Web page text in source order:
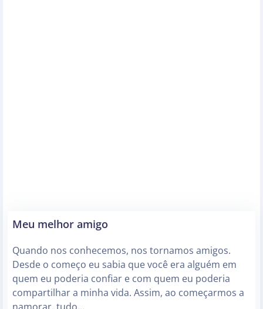
Meu melhor amigo
Quando nos conhecemos, nos tornamos amigos.
Desde o começo eu sabia que você era alguém em
quem eu poderia confiar e com quem eu poderia
compartilhar a minha vida. Assim, ao começarmos a